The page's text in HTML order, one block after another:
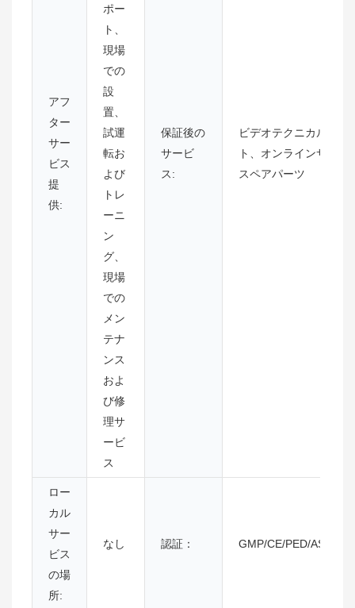
アフ
ター
サー
ビス
提
供:
ポー
ト、
現場
での
設
置、
試運
転お
よび
トレ
ーニ
ン
グ、
現場
での
メン
テナ
ンス
およ
び修
理サ
ービ
ス
保証後の
サービ
ス:
ビデオテクニカルサポ
ト、オンラインサポー
スペアパーツ
ロー
カル
サー
ビス
の場
所:
なし 認証： GMP/CE/PED/ASME/